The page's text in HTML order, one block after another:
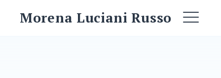
Morena Luciani Russo